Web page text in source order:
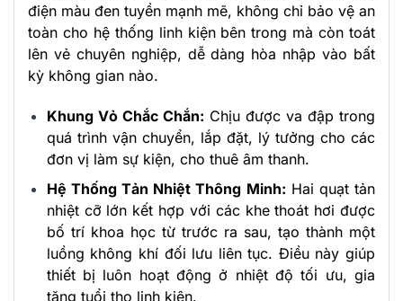
điện màu đen tuyền mạnh mẽ, không chỉ bảo vệ an
toàn cho hệ thống linh kiện bên trong mà còn toát
lên vẻ chuyên nghiệp, dễ dàng hòa nhập vào bất
kỳ không gian nào.
Khung Vỏ Chắc Chắn: Chịu được va đập trong
quá trình vận chuyển, lắp đặt, lý tưởng cho các
đơn vị làm sự kiện, cho thuê âm thanh.
Hệ Thống Tản Nhiệt Thông Minh: Hai quạt tản
nhiệt cỡ lớn kết hợp với các khe thoát hơi được
bố trí khoa học từ trước ra sau, tạo thành một
luồng không khí đối lưu liên tục. Điều này giúp
thiết bị luôn hoạt động ở nhiệt độ tối ưu, gia
tăng tuổi thọ linh kiện.